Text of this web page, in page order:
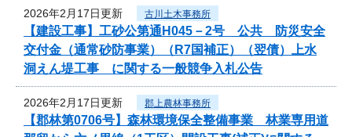
2026年2月17日更新 古川土木事務所
【建設工事】工砂公第通H045－2号 公共 防災安全
交付金（通常砂防事業）（R7国補正）（翌債）上水
洞えん堤工事 に関する一般競争入札公告
2026年2月17日更新 郡上農林事務所
【郡林第0706号】森林環境保全整備事業 林業専用道